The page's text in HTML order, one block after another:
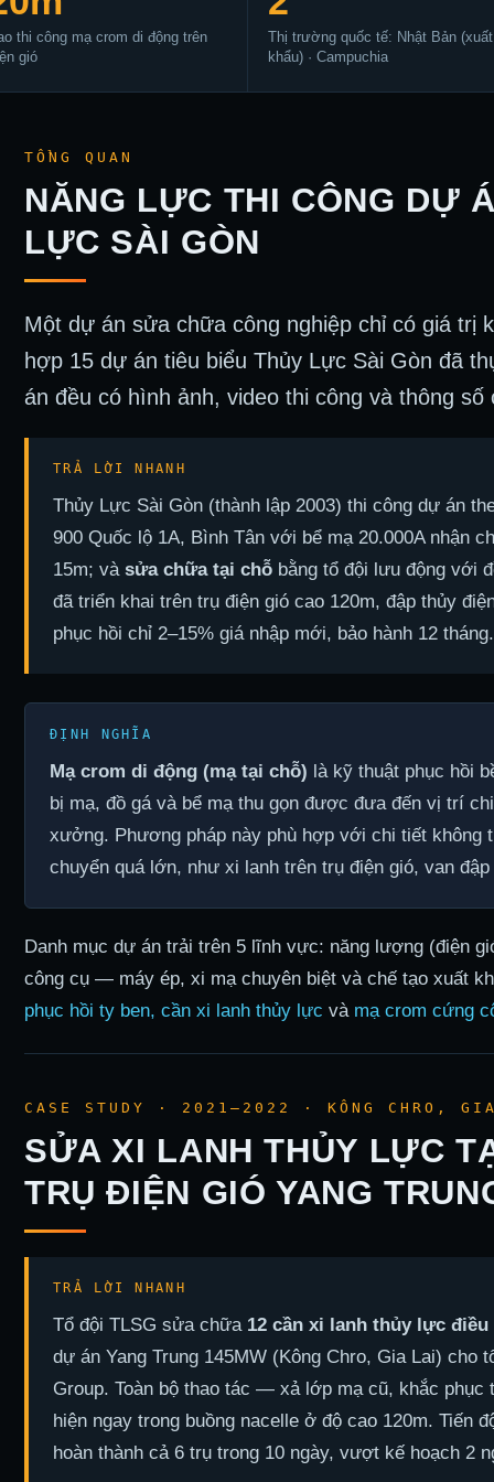
thi công mạ crom di động trên
gió
Thị trường quốc tế: Nhật Bản (xuất
khẩu) · Campuchia
TỔNG QUAN
NĂNG LỰC THI CÔNG DỰ
LỰC SÀI GÒN
Một dự án sửa chữa công nghiệp chỉ có giá trị
hợp 15 dự án tiêu biểu Thủy Lực Sài Gòn đã
án đều có hình ảnh, video thi công và thông số
Thủy Lực Sài Gòn (thành lập 2003) thi công dự án
900 Quốc lộ 1A, Bình Tân với bể mạ 20.000A nhận
15m; và sửa chữa tại chỗ bằng tổ đội lưu động với
đã triển khai trên trụ điện gió cao 120m, đập thủy
phục hồi chỉ 2–15% giá nhập mới, bảo hành 12 tháng.
Mạ crom di động (mạ tại chỗ) là kỹ thuật phục hồi
bị mạ, đồ gá và bể mạ thu gọn được đưa đến vị trí
xưởng. Phương pháp này phù hợp với chi tiết
chuyển quá lớn, như xi lanh trên trụ điện gió, van
Danh mục dự án trải trên 5 lĩnh vực: năng lượng (điện
công cụ — máy ép, xi mạ chuyên biệt và chế tạo xuất
phục hồi ty ben, cần xi lanh thủy lực và mạ crom cứng
CASE STUDY · 2021–2022 · KÔNG CHRO,
SỬA XI LANH THỦY LỰC
TRỤ ĐIỆN GIÓ YANG
Tổ đội TLSG sửa chữa 12 cần xi lanh thủy lực
dự án Yang Trung 145MW (Kông Chro, Gia Lai) cho
Group. Toàn bộ thao tác — xả lớp mạ cũ, khắc
hiện ngay trong buồng nacelle ở độ cao 120m. Tiến
hoàn thành cả 6 trụ trong 10 ngày, vượt kế hoạch 2